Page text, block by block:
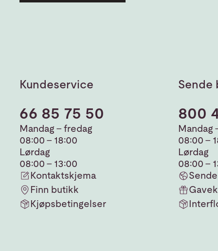
Kundeservice
66 85 75 50
Mandag - fredag
08:00 - 18:00
Lørdag
08:00 - 13:00
Kontaktskjema
Finn butikk
Kjøpsbetingelser
Sende
800
Mandag
08:00 -
Lørdag
08:00 -